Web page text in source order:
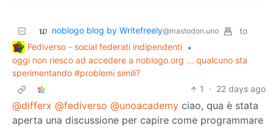
noblogo blog by Writefreely@mastodon.uno
to
Fediverso - social federati indipendenti •
oggi non riesco ad accedere a noblogo.org ... qualcuno sta
sperimentando #problemi simili?
1
· 22 days ago
@differx @fediverso @unoacademy ciao, qua è stata
aperta una discussione per capire come programmare